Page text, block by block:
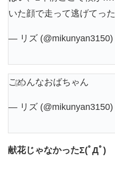
いた顔で走って逃げてった
— リズ (@mikunyan3150)
ごめんなおばちゃん
— リズ (@mikunyan3150)
献花じゃなかったΣ(ﾟДﾟ)